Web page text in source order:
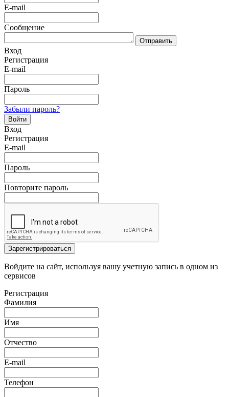
E-mail
Сообщение
Отправить
Вход
Регистрация
E-mail
Пароль
Забыли пароль?
Войти
Вход
Регистрация
E-mail
Пароль
Повторите пароль
Зарегистрироваться
Войдите на сайт, используя вашу учетную запись в одном из
сервисов
Регистрация
Фамилия
Имя
Отчество
E-mail
Телефон